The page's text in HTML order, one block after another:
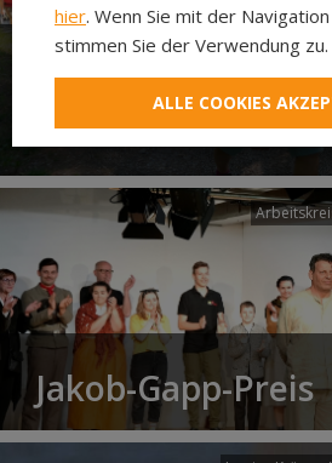
Neuer Pilgerweg
Laudato si’
Jakob-Gapp-Preis
hier. Wenn Sie mit der
stimmen Sie der Verwendung zu.
ALLE COOKIES